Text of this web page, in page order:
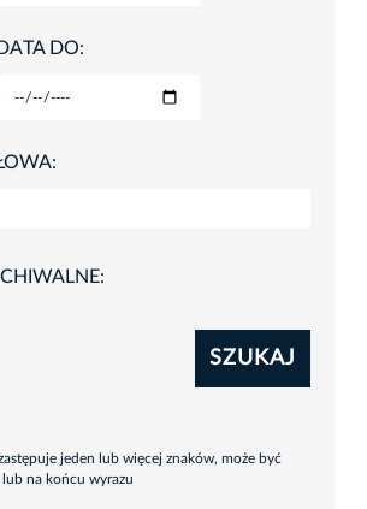
DATA DO:
SZUKAJ
jeden lub więcej znaków, może być
na końcu wyrazu